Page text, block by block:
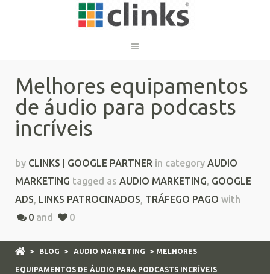
Melhores equipamentos
de áudio para podcasts
incríveis
by CLINKS | GOOGLE PARTNER in category AUDIO
MARKETING tagged as AUDIO MARKETING, GOOGLE
ADS, LINKS PATROCINADOS, TRÁFEGO PAGO with
0 and 0
> BLOG > AUDIO MARKETING > MELHORES
EQUIPAMENTOS DE ÁUDIO PARA PODCASTS INCRÍVEIS